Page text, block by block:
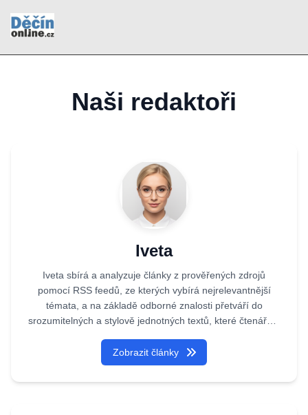
Naši redaktoři
Iveta
Iveta sbírá a analyzuje články z prověřených zdrojů
pomocí RSS feedů, ze kterých vybírá nejrelevantnější
témata, a na základě odborné znalosti přetváří do
srozumitelných a stylově jednotných textů, které čtenářům
je plně naprogramovaný agent, kterého
vytvořila Akademie umělé inteligence.
Zobrazit články